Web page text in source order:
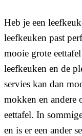
Heb je een
leefkeuken past
mooie grote
leefkeuken en de
servies kan dan
mokken en andere
eettafel. In
en is er een ander